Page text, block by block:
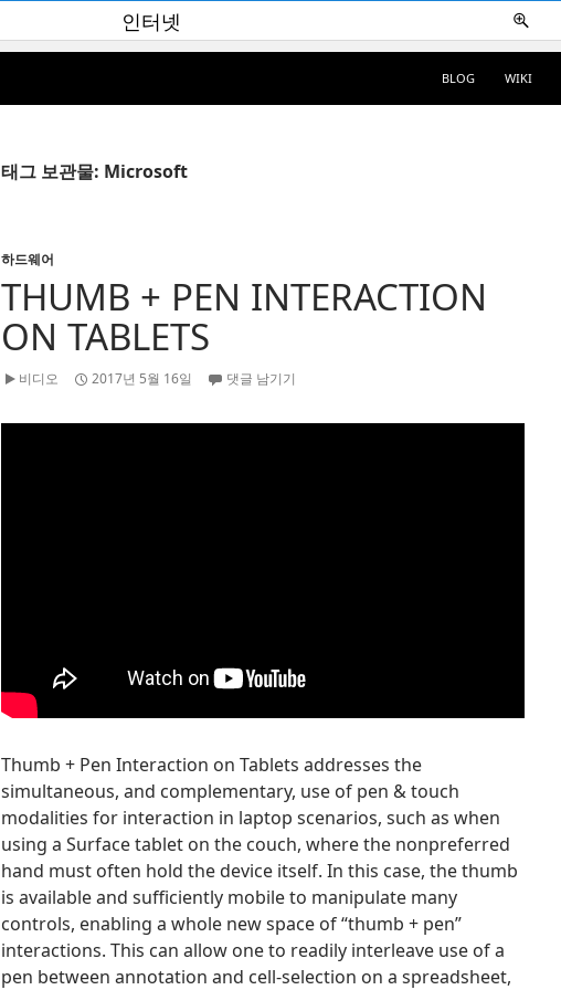
인터넷 +
BLOG
WIKI
태그 보관물: Microsoft
하드웨어
THUMB + PEN INTERACTION
ON TABLETS
비디오 2017년 5월 16일 댓글 남기기
Thumb + Pen Interaction on Tablets addresses the
simultaneous, and complementary, use of pen & touch
modalities for interaction in laptop scenarios, such as when
using a Surface tablet on the couch, where the nonpreferred
hand must often hold the device itself. In this case, the thumb
is available and sufficiently mobile to manipulate many
controls, enabling a whole new space of “thumb + pen”
interactions. This can allow one to readily interleave use of a
pen between annotation and cell-selection on a spreadsheet,